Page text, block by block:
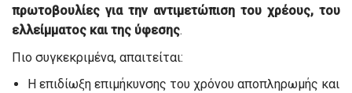
πρωτοβουλίες για την αντιμετώπιση του χρέους, του
ελλείμματος και της ύφεσης.
Πιο συγκεκριμένα, απαιτείται:
Η επιδίωξη επιμήκυνσης του χρόνου αποπληρωμής και